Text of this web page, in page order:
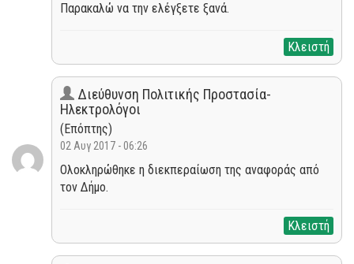
Παρακαλώ να την ελέγξετε ξανά.
Κλειστή
Διεύθυνση Πολιτικής Προστασία-
Ηλεκτρολόγοι
(Επόπτης)
02 Αυγ 2017 - 06:26
Ολοκληρώθηκε η διεκπεραίωση της αναφοράς από
τον Δήμο.
Κλειστή